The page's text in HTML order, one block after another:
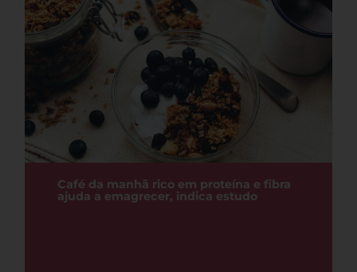
Café da manhã rico em proteína e fibra
ajuda a emagrecer, indica estudo